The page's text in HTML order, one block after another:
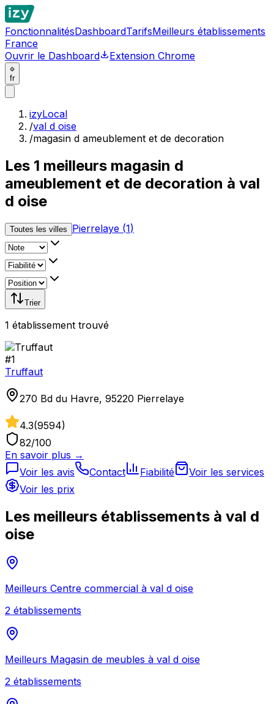
FonctionnalitésDashboardTarifsMeilleurs établissements
France
Ouvrir le Dashboard
Extension Chrome
fr
izyLocal
/val d oise
/magasin d ameublement et de decoration
Les 1 meilleurs magasin d
ameublement et de decoration à val
d oise
Toutes les villes Pierrelaye (1)
Trier
1 établissement trouvé
#1
Truffaut
270 Bd du Havre, 95220 Pierrelaye
4.3(9594)
82/100
En savoir plus →
Voir les avis
Contact Fiabilité
Voir les services
Voir les prix
Les meilleurs établissements à val d
oise
Meilleurs Centre commercial à val d oise
2 établissements
Meilleurs Magasin de meubles à val d oise
2 établissements